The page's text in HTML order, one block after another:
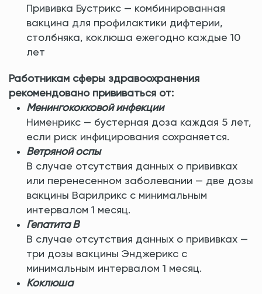
Прививка Бустрикс — комбинированная
вакцина для профилактики дифтерии,
столбняка, коклюша ежегодно каждые 10
лет
Работникам сферы здравоохранения
рекомендовано прививаться от:
Менингококковой инфекции
Нименрикс — бустерная доза каждая 5 лет,
если риск инфицирования сохраняется.
Ветряной оспы
В случае отсутствия данных о прививках
или перенесенном заболевании — две дозы
вакцины Варилрикс с минимальным
интервалом 1 месяц.
Гепатита В
В случае отсутствия данных о прививках —
три дозы вакцины Энджерикс с
минимальным интервалом 1 месяц.
Коклюша